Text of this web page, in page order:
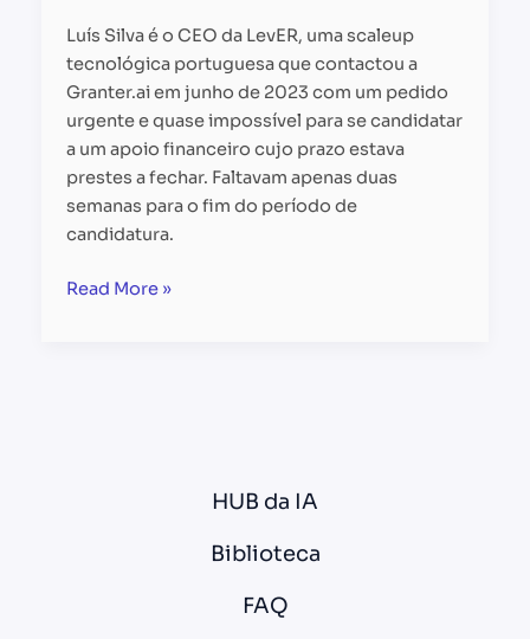
Luís Silva é o CEO da LevER, uma scaleup
tecnológica portuguesa que contactou a
Granter.ai em junho de 2023 com um pedido
urgente e quase impossível para se candidatar
a um apoio financeiro cujo prazo estava
prestes a fechar. Faltavam apenas duas
semanas para o fim do período de
candidatura.
IA
Read More »
HUB da IA
Biblioteca
FAQ